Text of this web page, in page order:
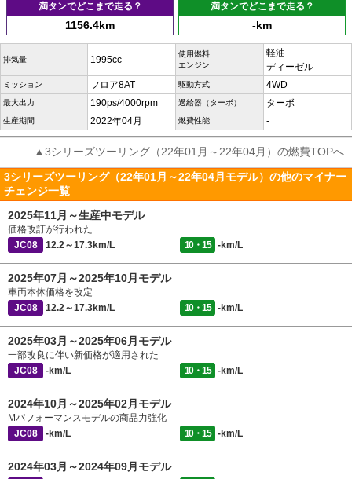
満タンでどこまで走る？
1156.4km
満タンでどこまで走る？
-km
排気量 1995cc
使用燃料
エンジン
軽油
ディーゼル
ミッション フロア8AT 駆動方式 4WD
最大出力 190ps/4000rpm 過給器（ターボ） ターボ
生産期間 2022年04月 燃費性能 -
▲3シリーズツーリング（22年01月～22年04月）の燃費TOPへ
3シリーズツーリング（22年01月～22年04月モデル）の他のマイナー
チェンジ一覧
2025年11月～生産中モデル
価格改訂が行われた
JC08
12.2～17.3km/L 10・15 -km/L
2025年07月～2025年10月モデル
車両本体価格を改定
JC08
12.2～17.3km/L 10・15 -km/L
2025年03月～2025年06月モデル
一部改良に伴い新価格が適用された
JC08
-km/L 10・15 -km/L
2024年10月～2025年02月モデル
Mパフォーマンスモデルの商品力強化
JC08
-km/L 10・15 -km/L
2024年03月～2024年09月モデル